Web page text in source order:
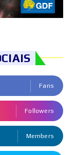
Fans
Followers
Members